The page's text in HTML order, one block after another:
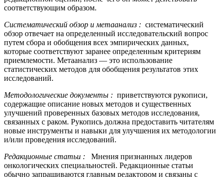
соответствующим образом.
Систематический обзор и метаанализ : систематический
обзор отвечает на определенный исследовательский вопрос
путем сбора и обобщения всех эмпирических данных,
которые соответствуют заранее определенным критериям
приемлемости. Метаанализ — это использование
статистических методов для обобщения результатов этих
исследований.
Методологические документы : приветствуются рукописи,
содержащие описание новых методов и существенных
улучшений проверенных базовых методов исследования,
связанных с раком. Рукопись должна предоставить читателям
новые инструменты и навыки для улучшения их методологии
и/или проведения исследований.
Редакционные статьи : Мнения признанных лидеров
онкологических специальностей. Редакционные статьи
обычно запрашиваются главным редактором и связаны с